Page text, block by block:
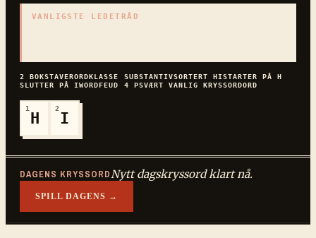
VANLIGSTE LEDETRÅD
2 BOKSTAVERORDKLASSE SUBSTANTIVSORTERT HISTARTER PÅH
SLUTTER PÅIWORDFEUD 4 PSVÆRT VANLIG KRYSSORDORD
1
H
2
I
DAGENS KRYSSORDNytt dagskryssord klart nå.
SPILL DAGENS →